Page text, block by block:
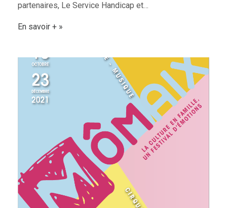
partenaires, Le Service Handicap et…
En savoir +